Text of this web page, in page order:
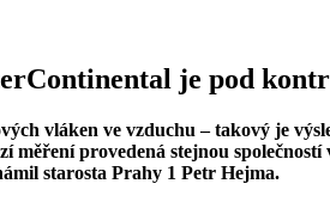
je pod
vláken ve vzduchu – takový je
měření provedená stejnou
starosta Prahy 1 Petr Hejma.